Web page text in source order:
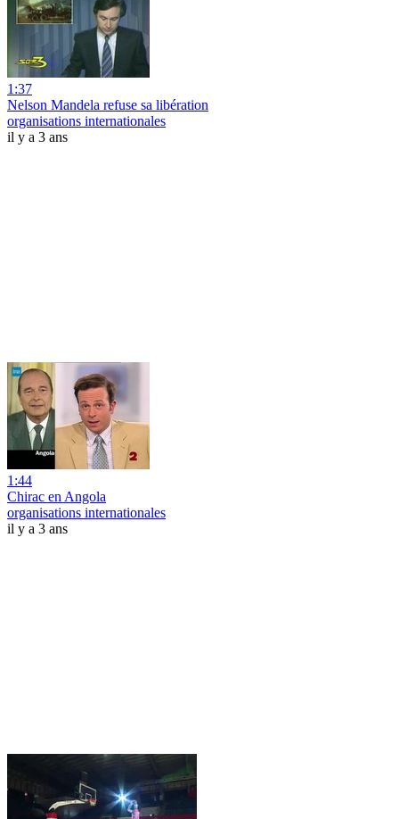
1:37
Nelson Mandela refuse sa libération
organisations internationales
il y a 3 ans
1:44
Chirac en Angola
organisations internationales
il y a 3 ans